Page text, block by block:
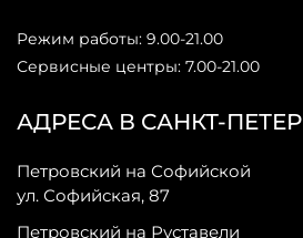
АДРЕСА В САНКТ-
Петровский на Софийской
ул. Софийская, 87
Петровский на Руставели
Режим работы: 9.00-21.00
Сервисные центры: 7.00-21.00